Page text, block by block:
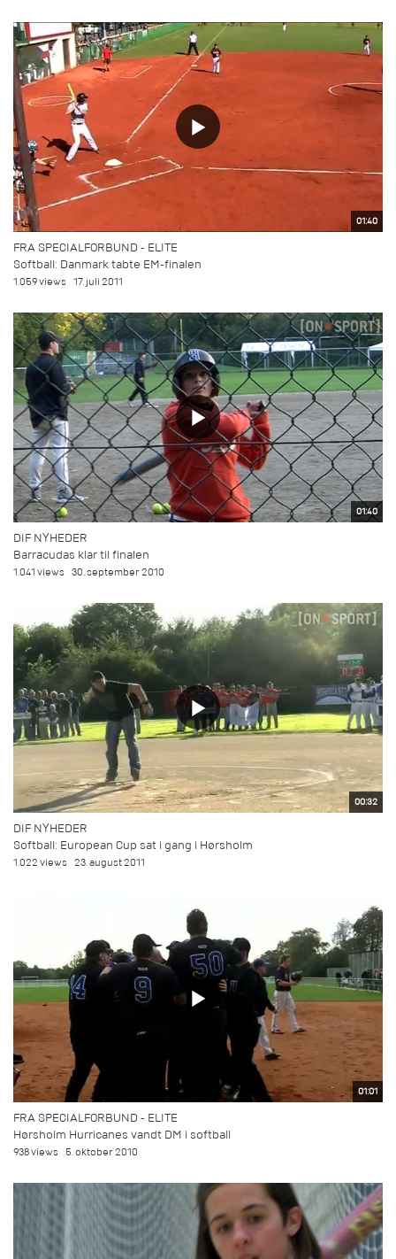
01:40
FRA SPECIALFORBUND - ELITE
Softball: Danmark tabte EM-finalen
1.059 views 17. juli 2011
01:40
DIF NYHEDER
Barracudas klar til finalen
1.041 views 30. september 2010
00:32
DIF NYHEDER
Softball: European Cup sat i gang i Hørsholm
1.022 views 23. august 2011
01:01
FRA SPECIALFORBUND - ELITE
Hørsholm Hurricanes vandt DM i softball
938 views 5. oktober 2010